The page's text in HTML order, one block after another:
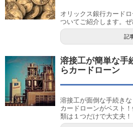
オリックス銀行カード
ついてご紹介します。
記
溶接工が簡単な手
らカードローン
溶接工が面倒な手続き
カードローンがベスト
類は１つだけで大丈夫！